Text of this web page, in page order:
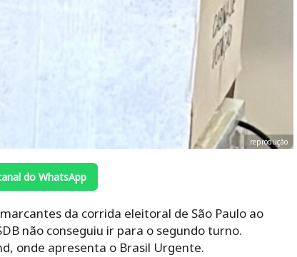
reprodução
do WhatsApp
da corrida eleitoral de São Paulo ao
não conseguiu ir para o segundo turno.
onde apresenta o Brasil Urgente.